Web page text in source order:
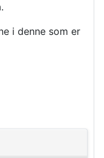
i denne som er